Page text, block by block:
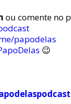
ou comente no
papodelas
😉